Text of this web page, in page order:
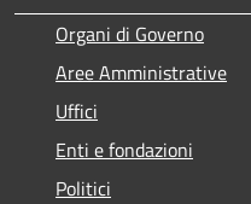
Organi di Governo
Aree Amministrative
Uffici
Enti e fondazioni
Politici